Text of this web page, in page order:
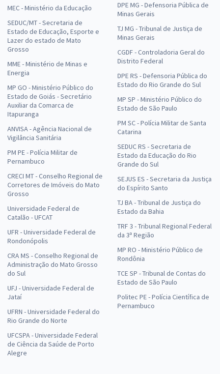
MEC - Ministério da Educação
SEDUC/MT - Secretaria de
Estado de Educação, Esporte e
Lazer do estado de Mato
Grosso
MME - Ministério de Minas e
Energia
MP GO - Ministério Público do
Estado de Goiás - Secretário
Auxiliar da Comarca de
Itapuranga
ANVISA - Agência Nacional de
Vigilância Sanitária
PM PE - Polícia Militar de
Pernambuco
CRECI MT - Conselho Regional de
Corretores de Imóveis do Mato
Grosso
Universidade Federal de
Catalão - UFCAT
UFR - Universidade Federal de
Rondonópolis
CRA MS - Conselho Regional de
Administração do Mato Grosso
do Sul
UFJ - Universidade Federal de
Jataí
UFRN - Universidade Federal do
Rio Grande do Norte
UFCSPA - Universidade Federal
de Ciência da Saúde de Porto
Alegre
DPE MG - Defensoria Pública de
Minas Gerais
TJ MG - Tribunal de Justiça de
Minas Gerais
CGDF - Controladoria Geral do
Distrito Federal
DPE RS - Defensoria Pública do
Estado do Rio Grande do Sul
MP SP - Ministério Público do
Estado de São Paulo
PM SC - Polícia Militar de Santa
Catarina
SEDUC RS - Secretaria de
Estado da Educação do Rio
Grande do Sul
SEJUS ES - Secretaria da Justiça
do Espírito Santo
TJ BA - Tribunal de Justiça do
Estado da Bahia
TRF 3 - Tribunal Regional Federal
da 3ª Região
MP RO - Ministério Público de
Rondônia
TCE SP - Tribunal de Contas do
Estado de São Paulo
Politec PE - Polícia Científica de
Pernambuco